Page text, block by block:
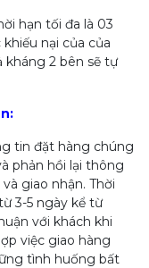
hạn tối đa là 03
nại của của
kháng 2 bên sẽ tự
tin đặt hàng chúng
phản hồi lại thông
giao nhận. Thời
3-5 ngày kể từ
với khách khi
việc giao hàng
tình huống bất